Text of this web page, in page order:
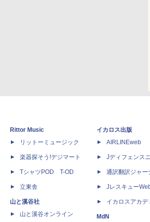
Rittor Music
リットーミュージック
楽器探そう!デジマート
TシャツPOD T-OD
立東舎
山と溪谷社
山と溪谷オンライン
イカロス出版
AIRLINEweb
Jディフェンス
通訳翻訳ジャー
Jレスキュー
イカロスアカデ
MdN